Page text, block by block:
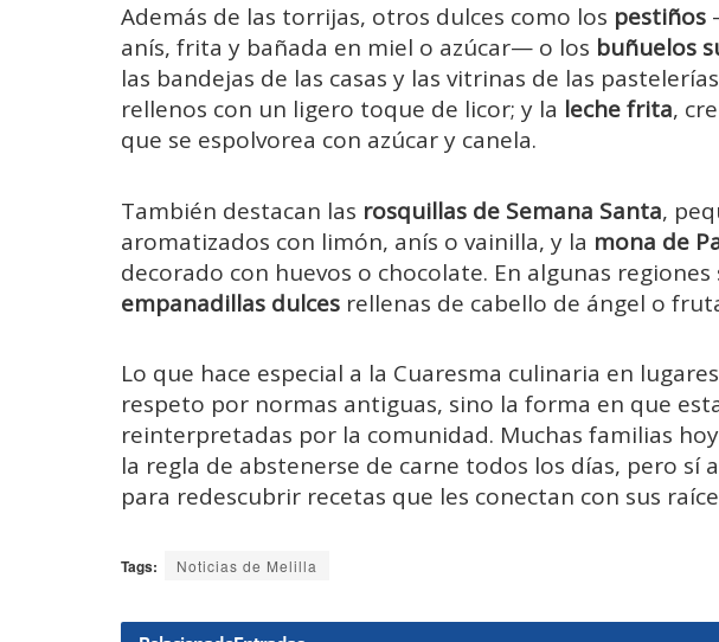
Además de las torrijas, otros dulces como los pestiños
anís, frita y bañada en miel o azúcar— o los buñuelos
las bandejas de las casas y las vitrinas de las
rellenos con un ligero toque de licor; y la leche frita,
que se espolvorea con azúcar y canela.
También destacan las rosquillas de Semana Santa,
aromatizados con limón, anís o vainilla, y la mona de
decorado con huevos o chocolate. En algunas
empanadillas dulces rellenas de cabello de ángel o
Lo que hace especial a la Cuaresma culinaria en
respeto por normas antiguas, sino la forma en que
reinterpretadas por la comunidad. Muchas familias
la regla de abstenerse de carne todos los días, pero sí
para redescubrir recetas que les conectan con sus
Tags: Noticias de Melilla